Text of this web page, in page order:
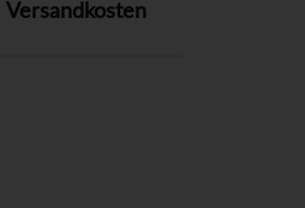
Versandkosten